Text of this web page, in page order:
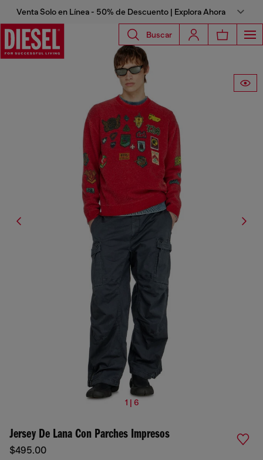
Venta Solo en Línea - 50% de Descuento | Explora Ahora
Buscar
1 | 6
Jersey De Lana Con Parches Impresos
$495.00